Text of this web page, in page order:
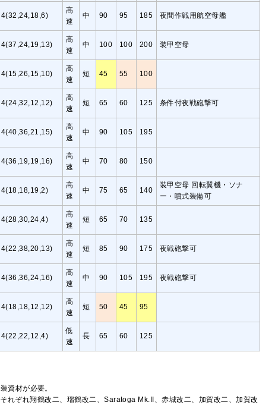
4(32,24,18,6)
高
速
中 90 95 185 夜間作戦用航空母艦
4(37,24,19,13)
高
速
中 100 100 200 装甲空母
4(15,26,15,10)
高
速
短 45 55 100
4(24,32,12,12)
高
速
短 65 60 125 条件付夜戦砲撃可
4(40,36,21,15)
高
速
中 90 105 195
4(36,19,19,16)
高
速
中 70 80 150
4(18,18,19,2)
高
速
中 75 65 140
装甲空母 回転翼機・ソナ
ー・噴式装備可
4(28,30,24,4)
高
速
短 65 70 135
4(22,38,20,13)
高
速
短 85 90 175 夜戦砲撃可
4(36,36,24,16)
高
速
中 90 105 195 夜戦砲撃可
4(18,18,12,12)
高
速
短 50 45 95
4(22,22,12,4)
低
速
長 65 60 125
資材が必要。
ぞれ翔鶴改二、瑞鶴改二、Saratoga Mk.II、赤城改二、加賀改二、加賀改